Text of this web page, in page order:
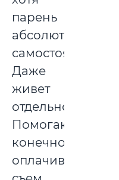
парень
абсолютно
самостоятельный.
Даже
живет
отдельно.
Помогаю,
конечно,
оплачивать